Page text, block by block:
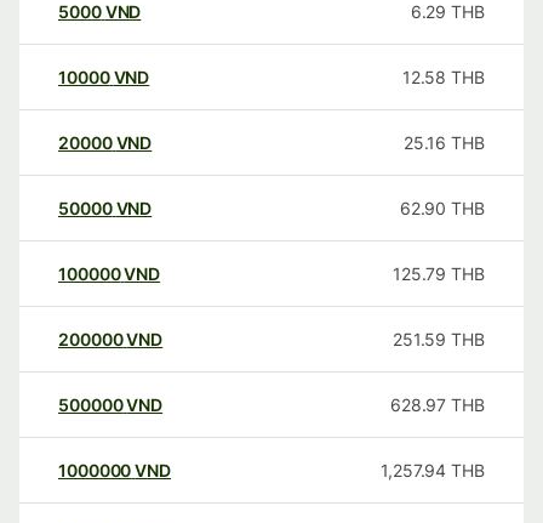
5000VND 6.29 THB
10000 VND 12.58 THB
20000 VND 25.16 THB
50000 VND 62.90 THB
100000VND 125.79 THB
200000VND 251.59 THB
500000VND 628.97 THB
1000000VND 1,257.94 THB